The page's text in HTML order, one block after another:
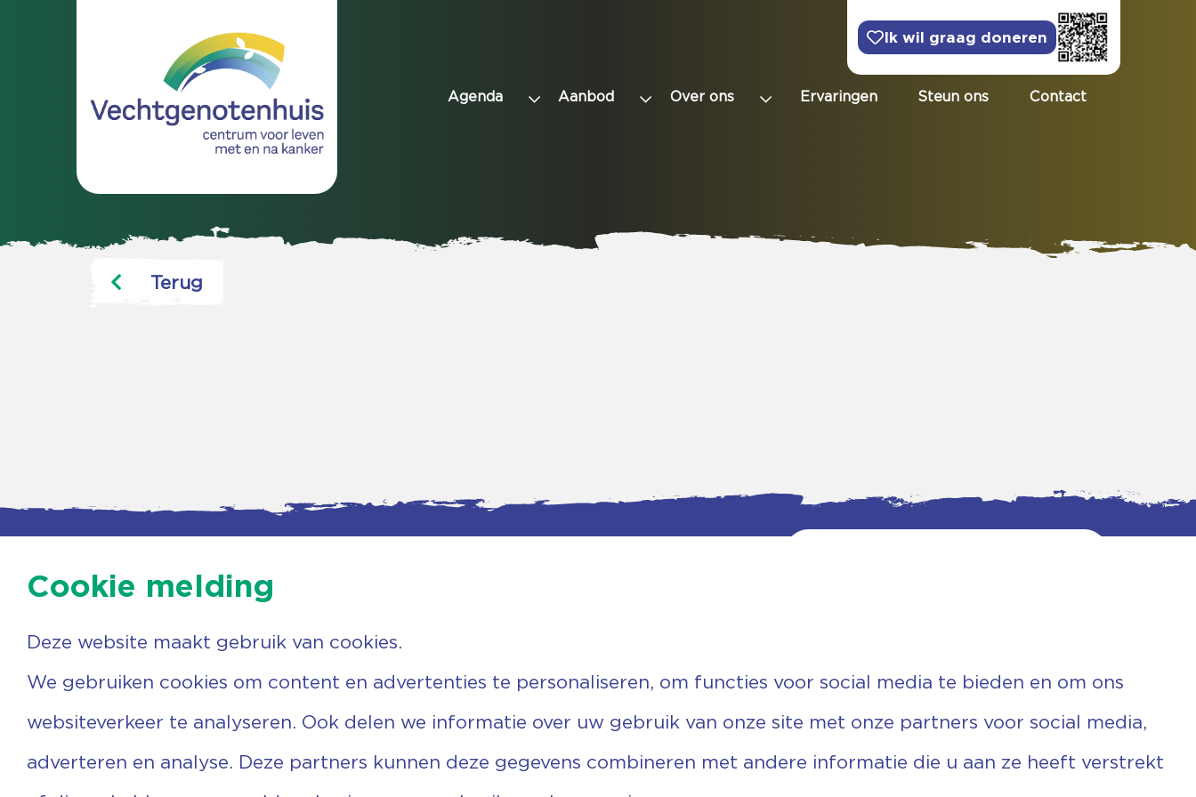
Ik wil graag doneren
Agenda Aanbod Over ons Ervaringen Steun ons Contact
Terug
Agenda
Nieuwsbrief
Vrijwilligers
Steun ons
Contactgegevens
7731 PA Ommen
0529 455 767
info@vechtgenoten.nl
Fiscaal: 819280288
Rek.nr: NL85RABO0127579230
Cookie melding
Deze website maakt gebruik van cookies.
We gebruiken cookies om content en advertenties te personaliseren, om functies voor social media te bieden en om ons
websiteverkeer te analyseren. Ook delen we informatie over uw gebruik van onze site met onze partners voor social media,
adverteren en analyse. Deze partners kunnen deze gegevens combineren met andere informatie die u aan ze heeft verstrekt